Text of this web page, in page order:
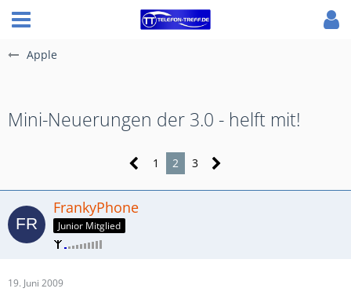
Apple
Mini-Neuerungen der 3.0 - helft mit!
1 2 3
FrankyPhone
Junior Mitglied
19. Juni 2009